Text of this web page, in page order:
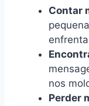
Contar
nos
Perder